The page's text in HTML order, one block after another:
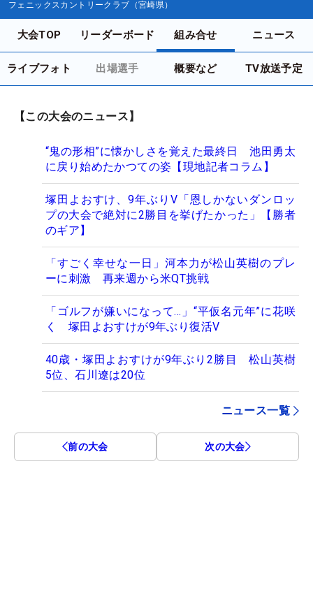
フェニックスカントリークラブ（宮崎県）
大会TOP リーダーボード 組み合せ ニュース
ライブフォト 出場選手 概要など TV放送予定
【この大会のニュース】
“鬼の形相”に懐かしさを覚えた最終日 池田勇太
に戻り始めたかつての姿【現地記者コラム】
塚田よおすけ、9年ぶりV「恩しかないダンロッ
プの大会で絶対に2勝目を挙げたかった」【勝者
のギア】
「すごく幸せな一日」河本力が松山英樹のプレ
ーに刺激 再来週から米QT挑戦
「ゴルフが嫌いになって…」“平仮名元年”に花咲
く 塚田よおすけが9年ぶり復活V
40歳・塚田よおすけが9年ぶり2勝目 松山英樹
5位、石川遼は20位
ニュース一覧
前の大会 次の大会